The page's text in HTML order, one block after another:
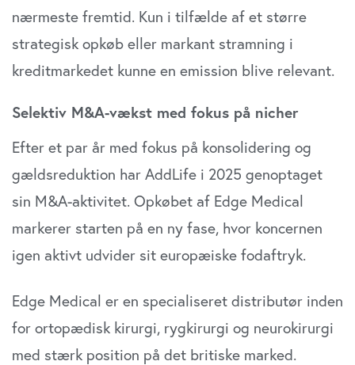
nærmeste fremtid. Kun i tilfælde af et større
strategisk opkøb eller markant stramning i
kreditmarkedet kunne en emission blive relevant.
Selektiv M&A-vækst med fokus på nicher
Efter et par år med fokus på konsolidering og
gældsreduktion har AddLife i 2025 genoptaget
sin M&A-aktivitet. Opkøbet af Edge Medical
markerer starten på en ny fase, hvor koncernen
igen aktivt udvider sit europæiske fodaftryk.
Edge Medical er en specialiseret distributør inden
for ortopædisk kirurgi, rygkirurgi og neurokirurgi
med stærk position på det britiske marked.